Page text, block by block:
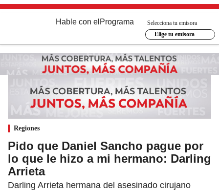
Hable con el Programa
Selecciona tu emisora
Elige tu emisora
Regiones
Pido que Daniel Sancho pague por
lo que le hizo a mi hermano: Darling
Arrieta
Darling Arrieta hermana del asesinado cirujano